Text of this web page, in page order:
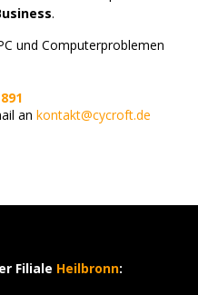
.
und Computerproblemen
an kontakt@cycroft.de
Filiale Heilbronn: